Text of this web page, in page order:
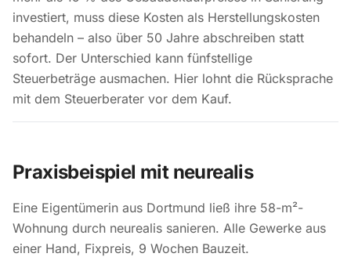
investiert, muss diese Kosten als Herstellungskosten
behandeln – also über 50 Jahre abschreiben statt
sofort. Der Unterschied kann fünfstellige
Steuerbeträge ausmachen. Hier lohnt die Rücksprache
mit dem Steuerberater vor dem Kauf.
Praxisbeispiel mit neurealis
Eine Eigentümerin aus Dortmund ließ ihre 58-m²-
Wohnung durch neurealis sanieren. Alle Gewerke aus
einer Hand, Fixpreis, 9 Wochen Bauzeit.